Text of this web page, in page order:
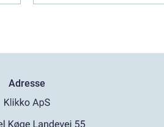
Adresse